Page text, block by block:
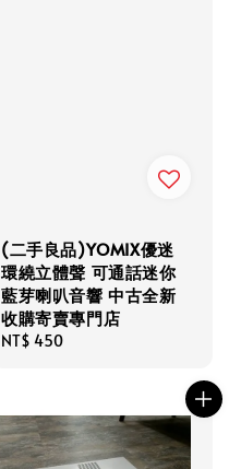
(二手良品)YOMIX優迷
環繞立體聲 可通話迷你
藍芽喇叭音響 中古全新
收購寄賣專門店
Regular
NT$ 450